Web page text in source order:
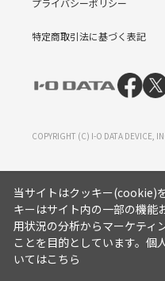
プライバシーポリシー
特定商取引法に基づく表記
COPYRIGHT (C) I-O DATA DEVICE,
当サイトはクッキー(cookie)
キーはサイト内の一部の機能
用状況の分析からマーケティ
ことを目的としています。 個
いてはこちら